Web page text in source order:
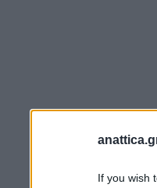
If you wish